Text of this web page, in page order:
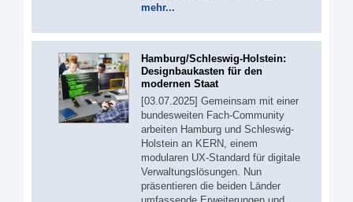
mehr...
Hamburg/Schleswig-Holstein:
Designbaukasten für den
modernen Staat
[03.07.2025] Gemeinsam mit einer
bundesweiten Fach-Community
arbeiten Hamburg und Schleswig-
Holstein an KERN, einem
modularen UX-Standard für digitale
Verwaltungslösungen. Nun
präsentieren die beiden Länder